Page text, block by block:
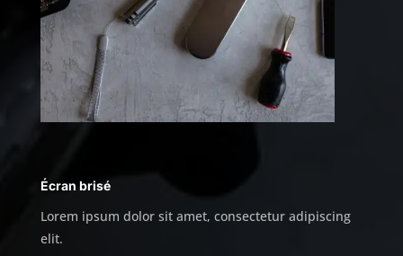
Écran brisé
Lorem ipsum dolor sit amet, consectetur adipiscing
elit.